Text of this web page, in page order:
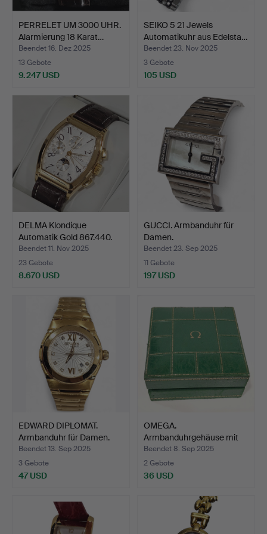
PERRELET UM 3000 UHR.
Alarmierung 18 Karat…
Beendet 16. Dez 2025
13 Gebote
9.247 USD
SEIKO 5 21 Jewels
Automatikuhr aus Edelsta…
Beendet 23. Nov 2025
3 Gebote
105 USD
DELMA Klondique
Automatik Gold 867.440.
Beendet 11. Nov 2025
23 Gebote
8.670 USD
GUCCI. Armbanduhr für
Damen.
Beendet 23. Sep 2025
11 Gebote
197 USD
EDWARD DIPLOMAT.
Armbanduhr für Damen.
Beendet 13. Sep 2025
3 Gebote
47 USD
OMEGA.
Armbanduhrgehäuse mit
grünen und go…
Beendet 8. Sep 2025
2 Gebote
36 USD